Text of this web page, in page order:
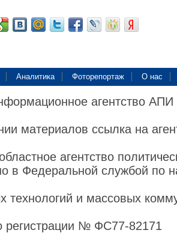
Аналитика Фоторепортаж О нас
агентство
материалов ссылка на
агентство
в Федеральной службой по
технологий и массовых
регистрации № ФС77-82171